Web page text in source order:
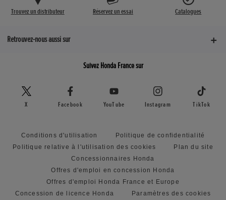
Trouvez un distributeur Réservez un essai Catalogues
Retrouvez-nous aussi sur
Suivez Honda France sur
X Facebook YouTube Instagram TikTok
Conditions d'utilisation
Politique de confidentialité
Politique relative à l'utilisation des cookies
Plan du site
Concessionnaires Honda
Offres d'emploi en concession Honda
Offres d'emploi Honda France et Europe
Concession de licence Honda
Paramètres des cookies